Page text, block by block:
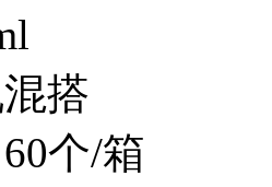
搭
个/箱